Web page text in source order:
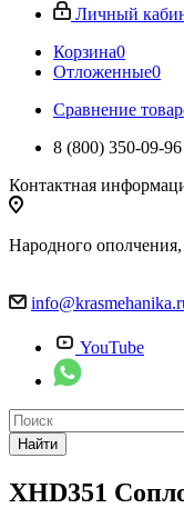
Личный
Корзина0
Отложенные0
Сравнение
8 (800) 350-09-96
Контактная
Народного
YouTube
Найти
XHD351